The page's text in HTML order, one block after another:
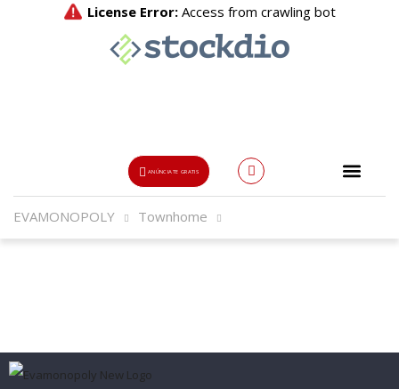
ANÚNCIATE GRATIS
Usuario o Email
EVAMONOPOLY Townhome